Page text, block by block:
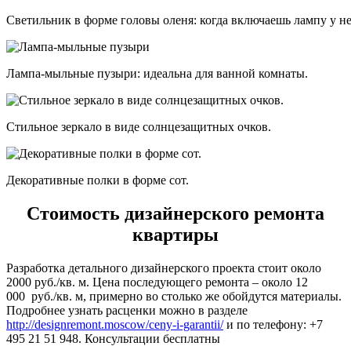
Светильник в форме головы оленя: когда включаешь лампу у
Лампа-мыльные пузыри: идеальна для ванной комнаты.
Стильное зеркало в виде солнцезащитных очков.
Декоративные полки в форме сот.
Стоимость дизайнерского ремонта
квартиры
Разработка детального дизайнерского проекта стоит около
2000 руб./кв. м. Цена последующего ремонта – около 12
000 руб./кв. м, примерно во столько же обойдутся материалы.
Подробнее узнать расценки можно в разделе
http://designremont.moscow/ceny-i-garantii/и по телефону: +7
495 21 51 948. Консультации бесплатны